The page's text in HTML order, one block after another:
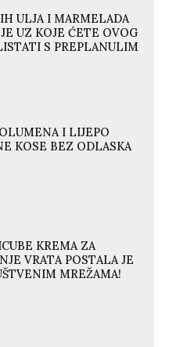
ULJA I MARMELADA
UZ KOJE ĆETE OVOG
S PREPLANULIM
I LIJEPO
KOSE BEZ ODLASKA
KREMA ZA
VRATA POSTALA JE
MREŽAMA!